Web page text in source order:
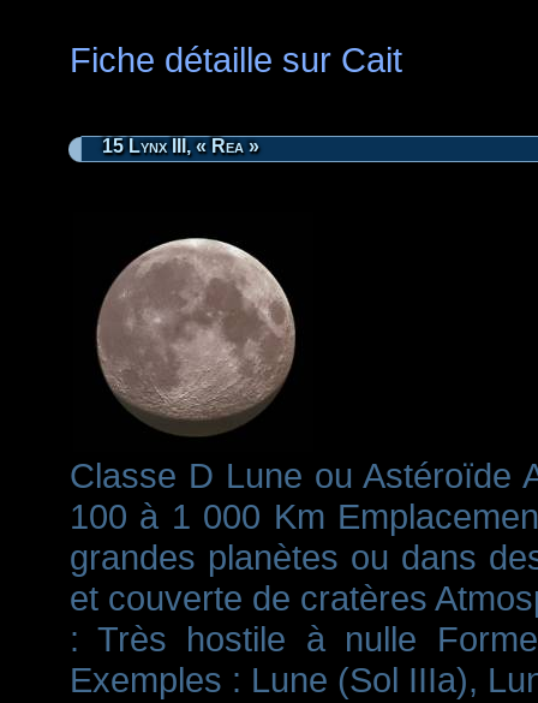
Fiche détaille sur Cait
15 Lynx III, « Rea »
Classe D Lune ou Astéroïde
100 à 1 000 Km
grandes planètes ou dans
et couverte de cratères
: Très hostile à nulle
Exemples : Lune (Sol IIIa),